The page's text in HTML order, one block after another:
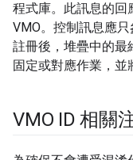
程式庫。此訊息的回
VMO。控制訊息應只
註冊後，堆疊中的最
固定或對應作業，並
VMO ID 相關